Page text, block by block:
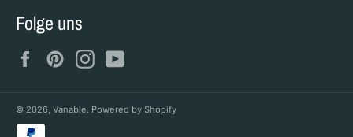
Folge uns
FacebookPinterestInstagram
© 2026, Vanable. Powered by Shopify
Zahlungsmethoden